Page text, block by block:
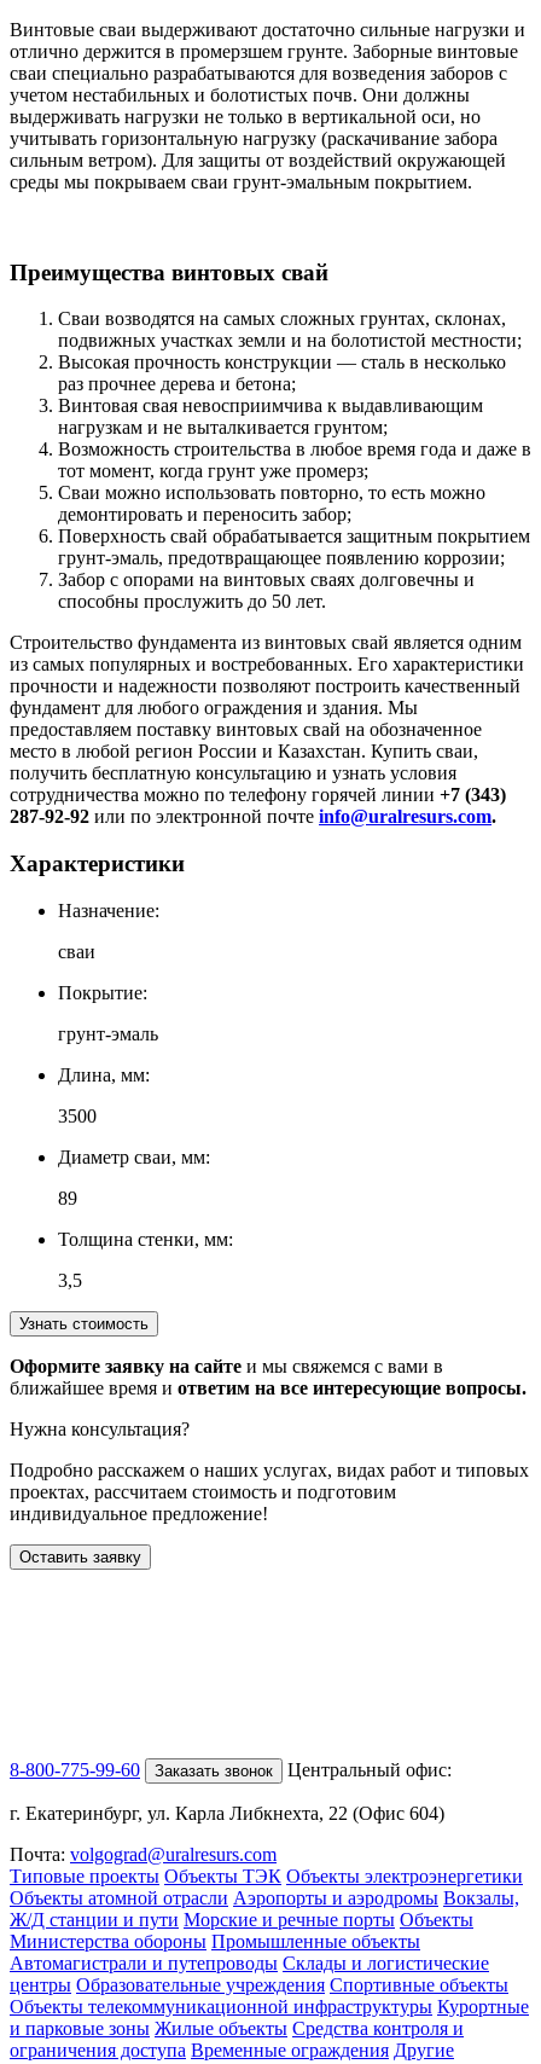
Винтовые сваи выдерживают достаточно сильные нагрузки и
отлично держится в промерзшем грунте. Заборные винтовые
сваи специально разрабатываются для возведения заборов с
учетом нестабильных и болотистых почв. Они должны
выдерживать нагрузки не только в вертикальной оси, но
учитывать горизонтальную нагрузку (раскачивание забора
сильным ветром). Для защиты от воздействий окружающей
среды мы покрываем сваи грунт-эмальным покрытием.
Преимущества винтовых свай
Сваи возводятся на самых сложных грунтах, склонах,
подвижных участках земли и на болотистой местности;
Высокая прочность конструкции — сталь в несколько
раз прочнее дерева и бетона;
Винтовая свая невосприимчива к выдавливающим
нагрузкам и не выталкивается грунтом;
Возможность строительства в любое время года и даже в
тот момент, когда грунт уже промерз;
Сваи можно использовать повторно, то есть можно
демонтировать и переносить забор;
Поверхность свай обрабатывается защитным покрытием
грунт-эмаль, предотвращающее появлению коррозии;
Забор с опорами на винтовых сваях долговечны и
способны прослужить до 50 лет.
Строительство фундамента из винтовых свай является одним
из самых популярных и востребованных. Его характеристики
прочности и надежности позволяют построить качественный
фундамент для любого ограждения и здания. Мы
предоставляем поставку винтовых свай на обозначенное
место в любой регион России и Казахстан. Купить сваи,
получить бесплатную консультацию и узнать условия
сотрудничества можно по телефону горячей линии +7 (343)
287-92-92 или по электронной почте info@uralresurs.com.
Характеристики
Назначение:
сваи
Покрытие:
грунт-эмаль
Длина, мм:
3500
Диаметр сваи, мм:
89
Толщина стенки, мм:
3,5
Узнать стоимость
Оформите заявку на сайте и мы свяжемся с вами в
ближайшее время и ответим на все интересующие вопросы.
Нужна консультация?
Подробно расскажем о наших услугах, видах работ и типовых
проектах, рассчитаем стоимость и подготовим
индивидуальное предложение!
Оставить заявку
8-800-775-99-60 Заказать звонок Центральный офис:
г. Екатеринбург, ул. Карла Либкнехта, 22 (Офис 604)
Почта: volgograd@uralresurs.com
Типовые проекты Объекты ТЭК Объекты электроэнергетики
Объекты атомной отрасли Аэропорты и аэродромы Вокзалы,
Ж/Д станции и пути Морские и речные порты Объекты
Министерства обороны Промышленные объекты
Автомагистрали и путепроводы Склады и логистические
центры Образовательные учреждения Спортивные объекты
Объекты телекоммуникационной инфраструктуры Курортные
и парковые зоны Жилые объекты Средства контроля и
ограничения доступа Временные ограждения Другие